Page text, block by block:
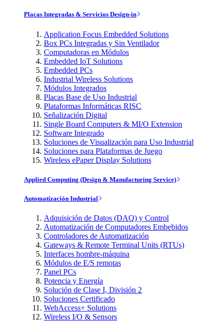
Placas Integradas & Servicios Design-in
Application Focus Embedded Solutions
Box PCs Integradas y Sin Ventilador
Computadoras en Módulos
Embedded IoT Solutions
Embedded PCs
Industrial Wireless Solutions
Módulos Integrados
Placas Base de Uso Industrial
Plataformas Informáticas RISC
Señalización Digital
Single Board Computers & MI/O Extension
Software Integrado
Soluciones de Visualización para Uso Industrial
Soluciones para Plataformas de Juego
Wireless ePaper Display Solutions
Applied Computing (Design & Manufacturing Service)
Automatización Industrial
Adquisición de Datos (DAQ) y Control
Automatización de Computadores Embebidos
Controladores de Automatización
Gateways & Remote Terminal Units (RTUs)
Interfaces hombre-máquina
Módulos de E/S remotas
Panel PCs
Potencia y Energía
Solución de Clase I, División 2
Soluciones Certificado
WebAccess+ Solutions
Wireless I/O & Sensors